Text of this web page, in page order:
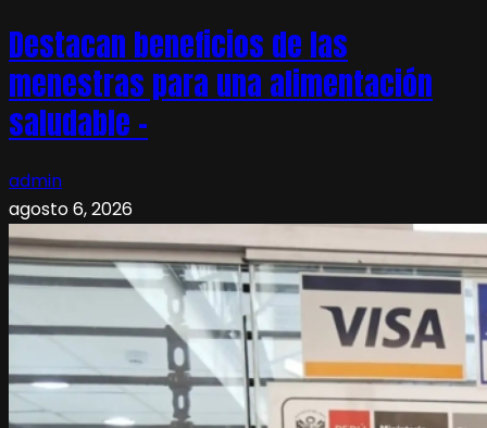
Destacan beneficios de las
menestras para una alimentación
saludable –
admin
agosto 6, 2026